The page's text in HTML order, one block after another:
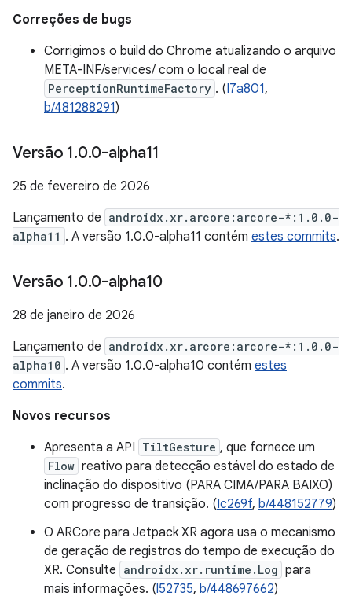
Correções de bugs
Corrigimos o build do Chrome atualizando o arquivo
META-INF/services/ com o local real de
PerceptionRuntimeFactory . (I7a801,
b/481288291)
Versão 1.0.0-alpha11
25 de fevereiro de 2026
Lançamento de androidx.xr.arcore:arcore-*:1.0.0-
alpha11 . A versão 1.0.0-alpha11 contém estes commits.
Versão 1.0.0-alpha10
28 de janeiro de 2026
Lançamento de androidx.xr.arcore:arcore-*:1.0.0-
alpha10 . A versão 1.0.0-alpha10 contém estes
commits.
Novos recursos
Apresenta a API TiltGesture , que fornece um
Flow reativo para detecção estável do estado de
inclinação do dispositivo (PARA CIMA/PARA BAIXO)
com progresso de transição. (Ic269f, b/448152779)
O ARCore para Jetpack XR agora usa o mecanismo
de geração de registros do tempo de execução do
XR. Consulte androidx.xr.runtime.Log para
mais informações. (l52735, b/448697662)